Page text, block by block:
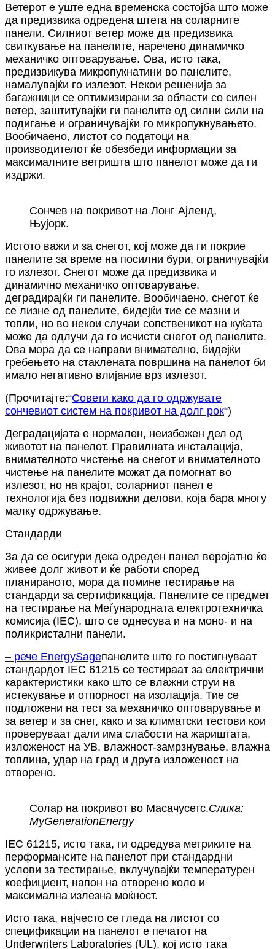
Ветерот е уште една временска состојба што може
да предизвика одредена штета на соларните
панели. Силниот ветер може да предизвика
свиткување на панелите, наречено динамичко
механичко оптоварување. Ова, исто така,
предизвикува микропукнатини во панелите,
намалувајќи го излезот. Некои решенија за
багажници се оптимизирани за области со силен
ветер, заштитувајќи ги панелите од силни сили на
подигање и ограничувајќи го микропукнувањето.
Вообичаено, листот со податоци на
производителот ќе обезбеди информации за
максималните ветришта што панелот може да ги
издржи.
Сончев на покривот на Лонг Ајленд,
Њујорк.
Истото важи и за снегот, кој може да ги покрие
панелите за време на посилни бури, ограничувајќи
го излезот. Снегот може да предизвика и
динамично механичко оптоварување,
деградирајќи ги панелите. Вообичаено, снегот ќе
се лизне од панелите, бидејќи тие се мазни и
топли, но во некои случаи сопственикот на куќата
може да одлучи да го исчисти снегот од панелите.
Ова мора да се направи внимателно, бидејќи
гребењето на стаклената површина на панелот би
имало негативно влијание врз излезот.
(Прочитајте:“Совети како да го одржувате
сончевиот систем на покривот на долг рок“)
Деградацијата е нормален, неизбежен дел од
животот на панелот. Правилната инсталација,
внимателното чистење на снегот и внимателното
чистење на панелите можат да помогнат во
излезот, но на крајот, соларниот панел е
технологија без подвижни делови, која бара многу
малку одржување.
Стандарди
За да се осигури дека одреден панел веројатно ќе
живее долг живот и ќе работи според
планираното, мора да помине тестирање на
стандарди за сертификација. Панелите се предмет
на тестирање на Меѓународната електротехничка
комисија (IEC), што се однесува и на моно- и на
поликристални панели.
– рече EnergySageпанелите што го постигнуваат
стандардот IEC 61215 се тестираат за електрични
карактеристики како што се влажни струи на
истекување и отпорност на изолација. Тие се
подложени на тест за механичко оптоварување и
за ветер и за снег, како и за климатски тестови кои
проверуваат дали има слабости на жариштата,
изложеност на УВ, влажност-замрзнување, влажна
топлина, удар на град и друга изложеност на
отворено.
Солар на покривот во Масачусетс.Слика:
MyGenerationEnergy
IEC 61215, исто така, ги одредува метриките на
перформансите на панелот при стандардни
услови за тестирање, вклучувајќи температурен
коефициент, напон на отворено коло и
максимална излезна моќност.
Исто така, најчесто се гледа на листот со
спецификации на панелот е печатот на
Underwriters Laboratories (UL), кој исто така